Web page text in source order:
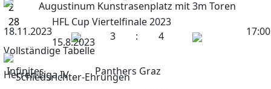
2
28
Vollständige Tabelle
Herren Liga IV
Augustinum Kunstrasenplatz mit 3m Toren
18.11.2023
17:00
3 : 4
Infinites
Panthers Graz
HFL Cup Viertelfinale 2023
15.8.2023
Schiedsrichter-Ehrungen